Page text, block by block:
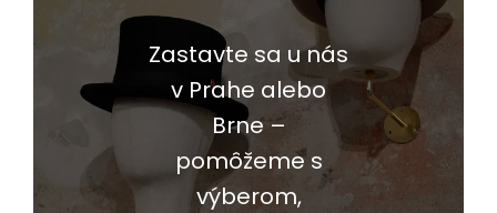
Zastavte sa u nás
v Prahe alebo
Brne –
pomôžeme s
výberom,